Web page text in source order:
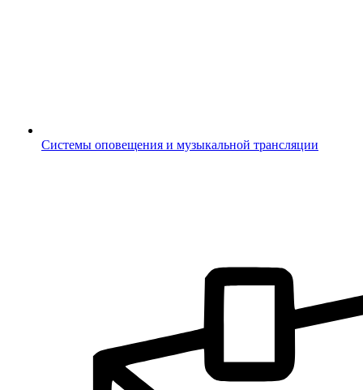
Системы оповещения и музыкальной трансляции